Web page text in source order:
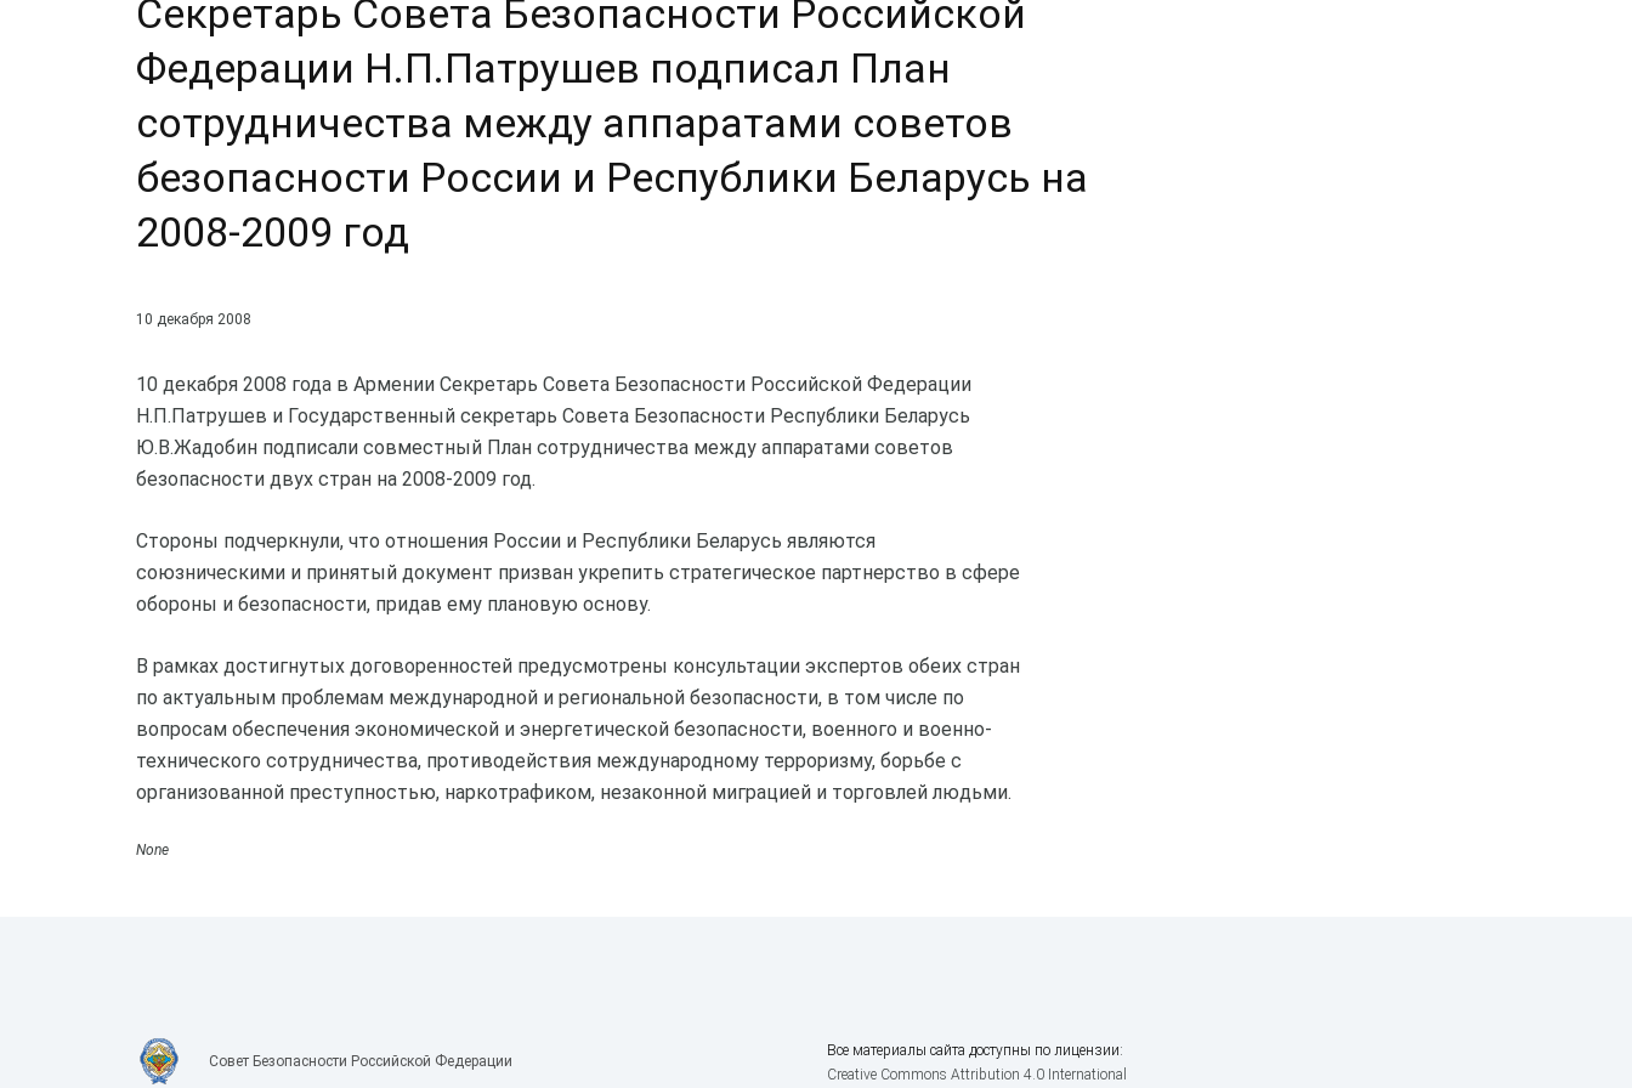
Секретарь Совета Безопасности Российской
Федерации Н.П.Патрушев подписал План
сотрудничества между аппаратами советов
безопасности России и Республики Беларусь на
2008-2009 год
10 декабря 2008
10 декабря 2008 года в Армении Секретарь Совета Безопасности Российской Федерации
Н.П.Патрушев и Государственный секретарь Совета Безопасности Республики Беларусь
Ю.В.Жадобин подписали совместный План сотрудничества между аппаратами советов
безопасности двух стран на 2008-2009 год.
Стороны подчеркнули, что отношения России и Республики Беларусь являются
союзническими и принятый документ призван укрепить стратегическое партнерство в сфере
обороны и безопасности, придав ему плановую основу.
В рамках достигнутых договоренностей предусмотрены консультации экспертов обеих стран
по актуальным проблемам международной и региональной безопасности, в том числе по
вопросам обеспечения экономической и энергетической безопасности, военного и военно-
технического сотрудничества, противодействия международному терроризму, борьбе с
организованной преступностью, наркотрафиком, незаконной миграцией и торговлей людьми.
None
Совет Безопасности Российской Федерации
Все материалы сайта доступны по лицензии:
Creative Commons Attribution 4.0 International